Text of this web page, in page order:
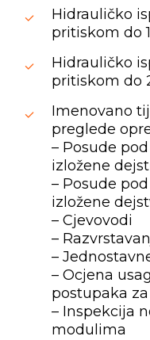
Hidrauličko
pritiskom do
Hidrauličko
pritiskom do
Imenovano
preglede
– Posude
izložene
– Posude
izložene
– Cjevovodi
–
–
– Ocjena
postupaka
– Inspekcija
modulima